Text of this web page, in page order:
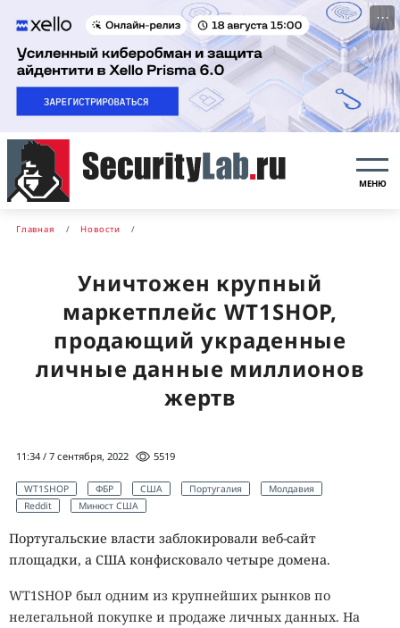
···
МЕНЮ
Главная Новости
Уничтожен крупный
маркетплейс WT1SHOP,
продающий украденные
личные данные миллионов
жертв
11:34 / 7 сентября, 2022 5519
WT1SHOP ФБР США Португалия
Молдавия
Reddit
Минюст США
Португальские власти заблокировали веб-сайт
площадки, а США конфисковало четыре домена.
WT1SHOP был одним из крупнейших рынков по
нелегальной покупке и продаже личных данных. На